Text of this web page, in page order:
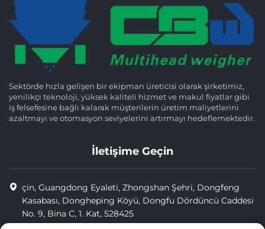
Sektörde hızla gelişen bir ekipman üreticisi olarak şirketimiz,
yenilikçi teknoloji, yüksek kaliteli hizmet ve makul fiyatlar gibi
iş felsefesine bağlı kalarak müşterilerin üretim maliyetlerini
azaltmayı ve otomasyon seviyelerini artırmayı hedeflemektedir.
İletişime Geçin
çin, Guangdong Eyaleti, Zhongshan Şehri, Dongfeng
Kasabası, Dongheping Köyü, Dongfu Dördüncü Caddesi
No. 9, Bina C, 1. Kat, 528425